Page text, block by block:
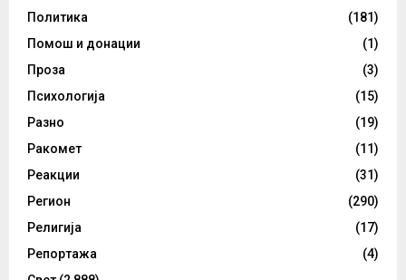
Политика
(181)
Помош и донации
(1)
Проза
(3)
Психологија
(15)
Разно
(19)
Ракомет
(11)
Реакции
(31)
Регион
(290)
Религија
(17)
Репортажа
(4)